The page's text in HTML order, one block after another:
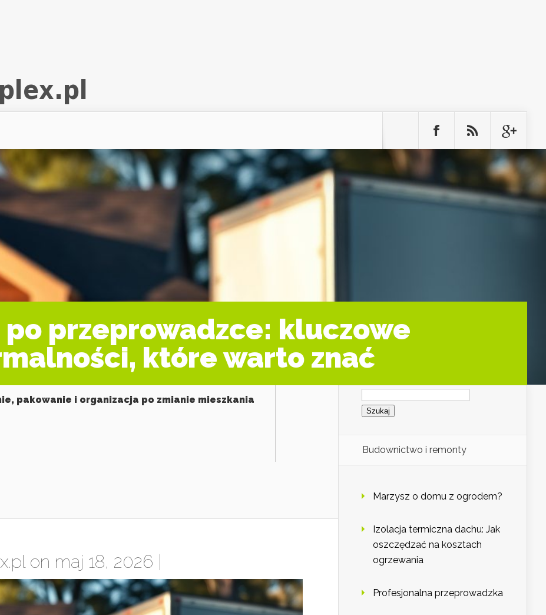
przeprowadzce: kluczowe
które warto znać
pakowanie i organizacja po zmianie mieszkania
on maj 18, 2026 |
Szukaj:
Budownictwo i remonty
Marzysz o domu z ogrodem?
Izolacja termiczna dachu: Jak
oszczędzać na kosztach
ogrzewania
Profesjonalna przeprowadzka